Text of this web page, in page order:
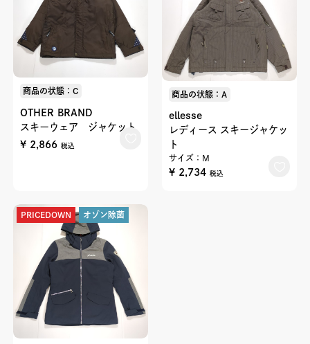
商品の状態：C
OTHER BRAND
スキーウェア ジャケット
¥ 2,866 税込
商品の状態：A
ellesse
レディース スキージャケッ
ト
サイズ：M
¥ 2,734 税込
PRICEDOWN オゾン除菌